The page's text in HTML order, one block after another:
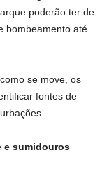
poderão ter de
bombeamento até
se move, os
fontes de
e sumidouros